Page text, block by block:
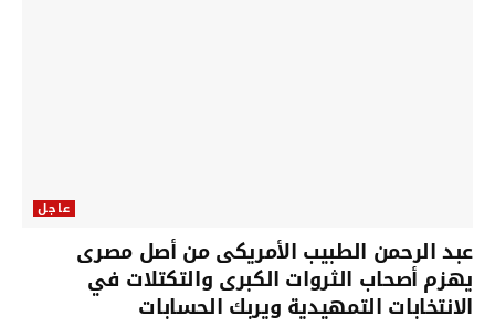
عاجل
عبد الرحمن الطبيب الأمريكى من أصل مصرى
يهزم أصحاب الثروات الكبرى والتكتلات في
الانتخابات التمهيدية ويربك الحسابات